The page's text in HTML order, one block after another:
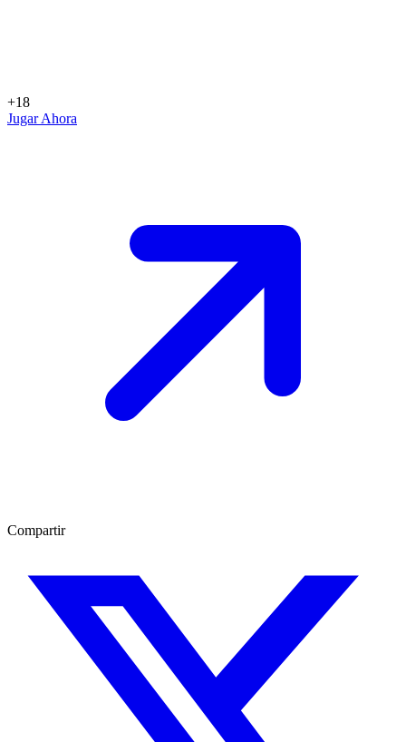
+18
Jugar Ahora
Compartir